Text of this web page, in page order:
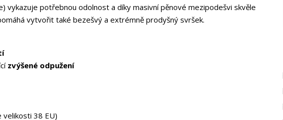
vykazuje potřebnou odolnost a díky masivní pěnové mezipodešvi skvěle
vytvořit také bezešvý a extrémně prodyšný svršek.
zvýšené odpužení
38 EU)